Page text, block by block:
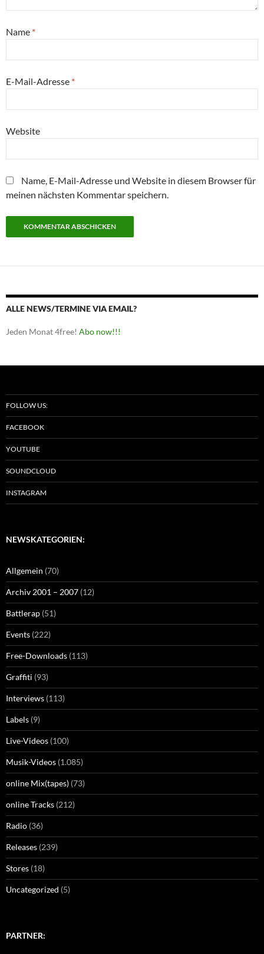
Name *
E-Mail-Adresse *
Website
Name, E-Mail-Adresse und Website in diesem Browser für
meinen nächsten Kommentar speichern.
ALLE NEWS/TERMINE VIA EMAIL?
Jeden Monat 4free! Abo now!!!
FOLLOW US:
FACEBOOK
YOUTUBE
SOUNDCLOUD
INSTAGRAM
NEWSKATEGORIEN:
Allgemein (70)
Archiv 2001 – 2007 (12)
Battlerap (51)
Events (222)
Free-Downloads (113)
Graffiti (93)
Interviews (113)
Labels (9)
Live-Videos (100)
Musik-Videos (1.085)
online Mix(tapes) (73)
online Tracks (212)
Radio (36)
Releases (239)
Stores (18)
Uncategorized (5)
PARTNER: